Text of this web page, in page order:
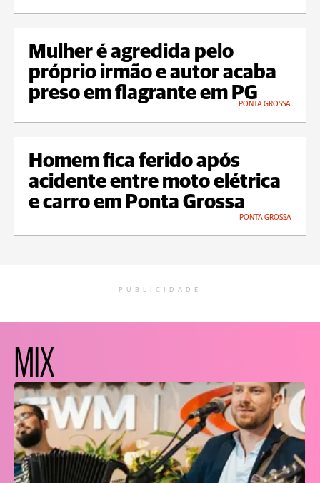
Mulher é agredida pelo
próprio irmão e autor acaba
preso em flagrante em PG
PONTA GROSSA
Homem fica ferido após
acidente entre moto elétrica
e carro em Ponta Grossa
PONTA GROSSA
PUBLICIDADE
MIX